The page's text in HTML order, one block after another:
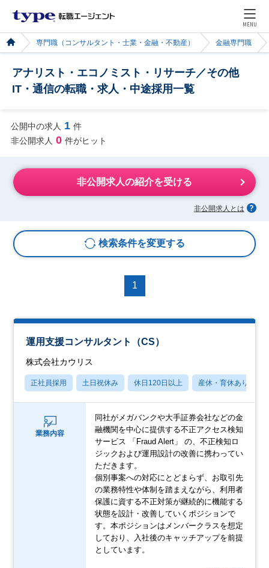
MENU
専門職（コンサルタント・士業・金融・不動産） 金融専門職
アナリスト・エコノミスト・リサーチ／その他
IT・通信の転職・求人・中途採用一覧
公開中の求人 1 件
非公開求人 0 件がヒット
非公開求人の紹介を受ける
非公開求人とは
検索条件を変更する
1
運用支援コンサルタント（CS）
株式会社カウリス
正社員採用 土日祝休み 休日120日以上 産休・育休あり
業務内容
同社がメガバンクや大手証券会社などの金
融機関を中心に提供する不正アクセス検知
サービス 「Fraud Alert」 の、不正検知ロ
ジックおよび運用設計の改善に携わってい
ただきます。
個別事案への対応にとどまらず、お取引先
の業務特性や体制を踏まえながら、利用者
保護に資する不正対策が継続的に機能する
状態を設計・改善していくポジションで
す。本ポジションはメンバークラスを想定
しており、入社後のキャッチアップを前提
としています。